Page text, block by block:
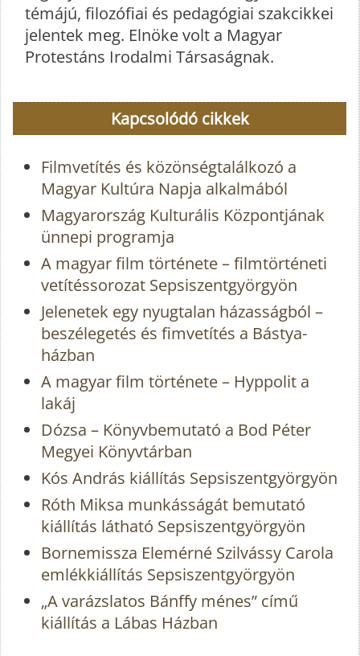
témájú, filozófiai és pedagógiai szakcikkei
jelentek meg. Elnöke volt a Magyar
Protestáns Irodalmi Társaságnak.
Kapcsolódó cikkek
Filmvetítés és közönségtalálkozó a
Magyar Kultúra Napja alkalmából
Magyarország Kulturális Központjának
ünnepi programja
A magyar film története – filmtörténeti
vetítéssorozat Sepsiszentgyörgyön
Jelenetek egy nyugtalan házasságból –
beszélegetés és fimvetítés a Bástya-
házban
A magyar film története – Hyppolit a
lakáj
Dózsa – Könyvbemutató a Bod Péter
Megyei Könyvtárban
Kós András kiállítás Sepsiszentgyörgyön
Róth Miksa munkásságát bemutató
kiállítás látható Sepsiszentgyörgyön
Bornemissza Elemérné Szilvássy Carola
emlékkiállítás Sepsiszentgyörgyön
„A varázslatos Bánffy ménes” című
kiállítás a Lábas Házban